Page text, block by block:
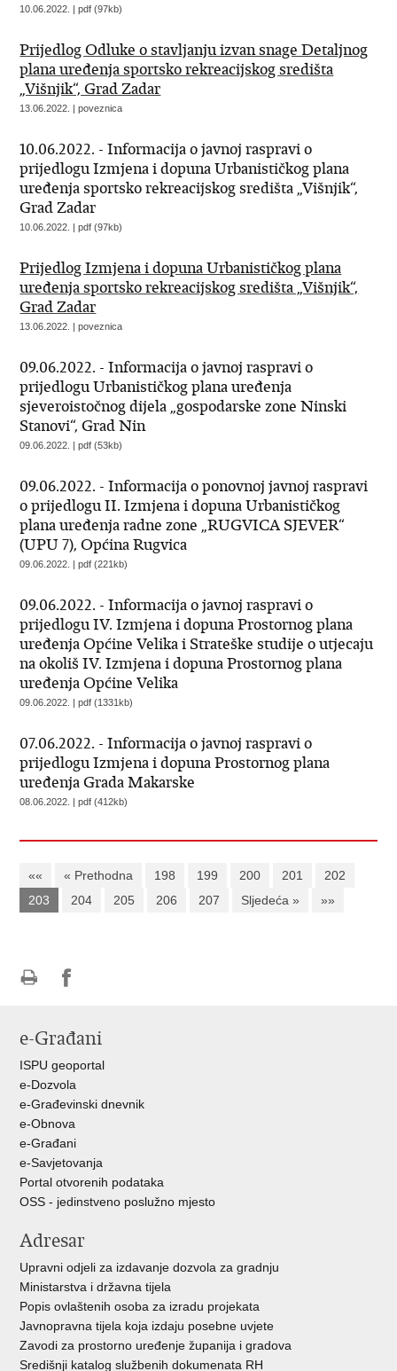
10.06.2022. | pdf (97kb)
Prijedlog Odluke o stavljanju izvan snage Detaljnog
plana uređenja sportsko rekreacijskog središta
„Višnjik“, Grad Zadar
13.06.2022. | poveznica
10.06.2022. - Informacija o javnoj raspravi o
prijedlogu Izmjena i dopuna Urbanističkog plana
uređenja sportsko rekreacijskog središta „Višnjik“,
Grad Zadar
10.06.2022. | pdf (97kb)
Prijedlog Izmjena i dopuna Urbanističkog plana
uređenja sportsko rekreacijskog središta „Višnjik“,
Grad Zadar
13.06.2022. | poveznica
09.06.2022. - Informacija o javnoj raspravi o
prijedlogu Urbanističkog plana uređenja
sjeveroistočnog dijela „gospodarske zone Ninski
Stanovi“, Grad Nin
09.06.2022. | pdf (53kb)
09.06.2022. - Informacija o ponovnoj javnoj raspravi
o prijedlogu II. Izmjena i dopuna Urbanističkog
plana uređenja radne zone „RUGVICA SJEVER“
(UPU 7), Općina Rugvica
09.06.2022. | pdf (221kb)
09.06.2022. - Informacija o javnoj raspravi o
prijedlogu IV. Izmjena i dopuna Prostornog plana
uređenja Općine Velika i Strateške studije o utjecaju
na okoliš IV. Izmjena i dopuna Prostornog plana
uređenja Općine Velika
09.06.2022. | pdf (1331kb)
07.06.2022. - Informacija o javnoj raspravi o
prijedlogu Izmjena i dopuna Prostornog plana
uređenja Grada Makarske
08.06.2022. | pdf (412kb)
«« « Prethodna 198 199 200 201
202
203
204 205 206 207 Sljedeća » »»
FacebookuTwitteru
e-Građani
ISPU geoportal
e-Dozvola
e-Građevinski dnevnik
e-Obnova
e-Građani
e-Savjetovanja
Portal otvorenih podataka
OSS - jedinstveno poslužno mjesto
Adresar
Upravni odjeli za izdavanje dozvola za gradnju
Ministarstva i državna tijela
Popis ovlaštenih osoba za izradu projekata
Javnopravna tijela koja izdaju posebne uvjete
Zavodi za prostorno uređenje županija i gradova
Središnji katalog službenih dokumenata RH